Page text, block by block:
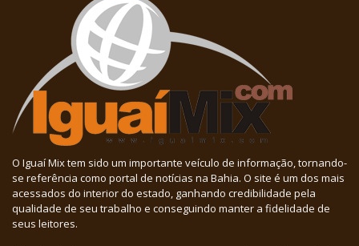
O Iguaí Mix tem sido um importante veículo de informação, tornando-
se referência como portal de notícias na Bahia. O site é um dos mais
acessados do interior do estado, ganhando credibilidade pela
qualidade de seu trabalho e conseguindo manter a fidelidade de
seus leitores.